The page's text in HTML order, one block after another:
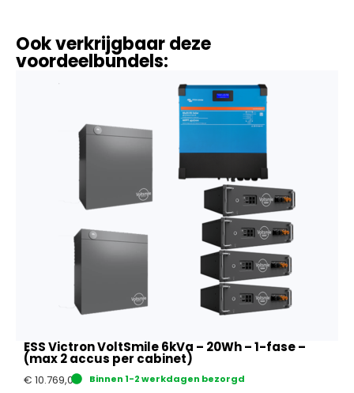
Ook verkrijgbaar deze
voordeelbundels:
ESS Victron VoltSmile 6kVa – 20Wh – 1-fase –
(max 2 accus per cabinet)
€ 10.769,00 Binnen 1-2 werkdagen bezorgd